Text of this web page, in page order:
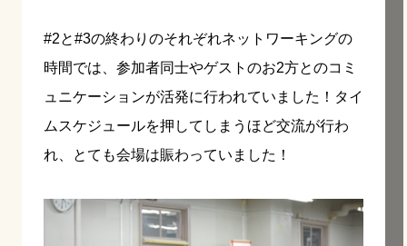
#2と#3の終わりのそれぞれネットワーキングの
時間では、参加者同士やゲストのお2方とのコミ
ュニケーションが活発に行われていました！タイ
ムスケジュールを押してしまうほど交流が行わ
れ、とても会場は賑わっていました！